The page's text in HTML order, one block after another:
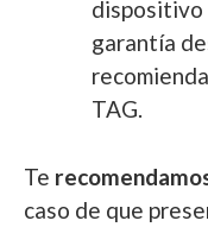
dispositivo
garantía
TAG.
Te
caso de que